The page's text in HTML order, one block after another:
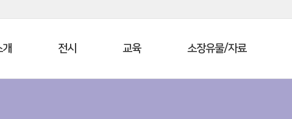
전시 교육 소장유물/자료